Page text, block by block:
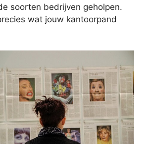
soorten bedrijven geholpen.
wat jouw kantoorpand